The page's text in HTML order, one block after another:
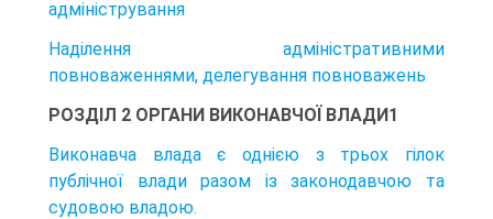
адміністрування
Наділення адміністративними
повноваженнями, делегування повноважень
РОЗДІЛ 2 ОРГАНИ ВИКОНАВЧОЇ ВЛАДИ1
Виконавча влада є однією з трьох гілок
публічної влади разом із законодав­чою та
судовою владою.